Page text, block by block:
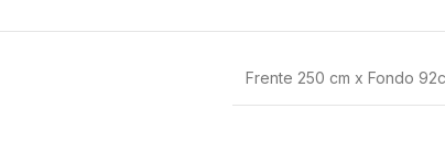
Frente 250 cm x Fondo